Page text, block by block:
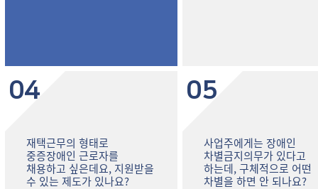
04
재택근무의 형태로
중증장애인 근로자를
채용하고 싶은데요, 지원받을
수 있는 제도가 있나요?
05
사업주에게는 장애인
차별금지의무가 있다고
하는데, 구체적으로 어떤
차별을 하면 안 되나요?